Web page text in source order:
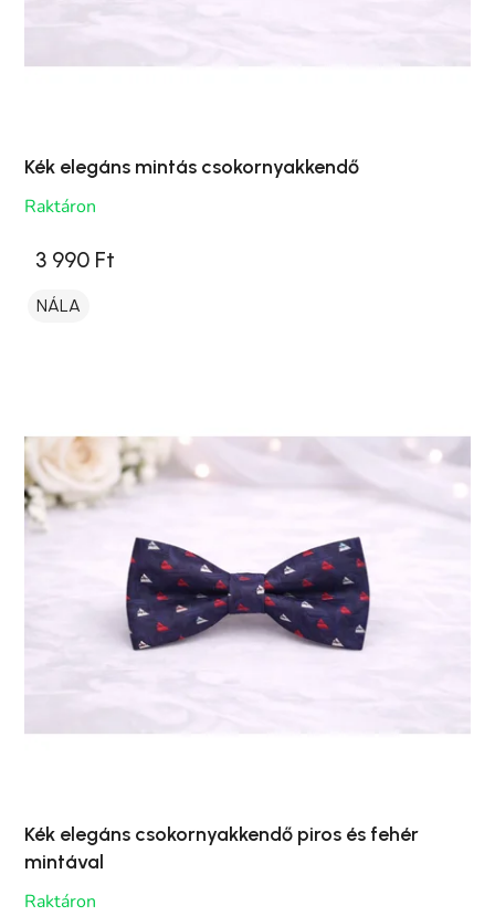
Kék elegáns mintás csokornyakkendő
Raktáron
3 990 Ft
NÁLA
Kék elegáns csokornyakkendő piros és fehér
mintával
Raktáron